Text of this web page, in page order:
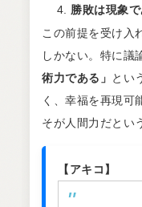
勝敗は現象
この前提を受け入
しかない。特に議
術力である」 とい
く、幸福を再現可
そが人間力だとい
【アキコ】